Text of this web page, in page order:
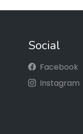
Social
Facebook
Instagram